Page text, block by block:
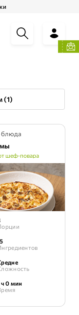
(1)
блюда
шеф-повара
ч 0 мин